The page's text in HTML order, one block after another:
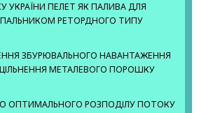
УКРАЇНИ ПЕЛЕТ ЯК ПАЛИВА ДЛЯ
РЕТОРДНОГО ТИПУ
ЗБУРЮВАЛЬНОГО НАВАНТАЖЕННЯ
МЕТАЛЕВОГО ПОРОШКУ
ОПТИМАЛЬНОГО РОЗПОДІЛУ ПОТОКУ